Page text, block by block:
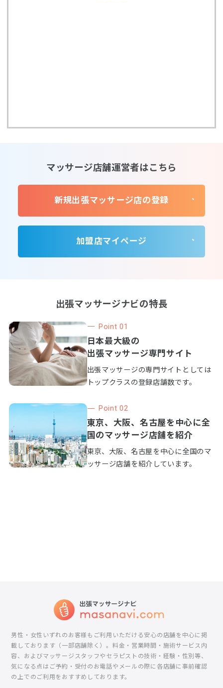
マッサージ店舗運営者はこちら
新規出張マッサージ店の登録
加盟店マイページ
出張マッサージナビの特長
Point 01
日本最大級の
出張マッサージ専門サイト
出張マッサージの専門サイトとしては
トップクラスの登録店舗数です。
Point 02
東京、大阪、名古屋を中心に全
国のマッサージ店舗を紹介
東京、大阪、名古屋を中心に全国のマ
ッサージ店舗を紹介しています。
男性・女性いずれのお客様もご利用いただける安心の店舗を中心に掲
載しております（一部店舗除く）。料金・営業時間・施術サービス内
容、およびマッサージスタッフやセラピストの技術・経験・性別等、
気になる点はご予約・受付のお電話やメールの際に各店舗に事前確認
の上でのご利用をおすすめしております。